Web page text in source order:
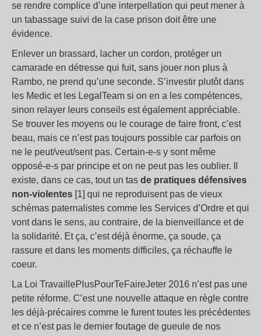
se rendre complice d’une interpellation qui peut mener à
un tabassage suivi de la case prison doit être une
évidence.
Enlever un brassard, lacher un cordon, protéger un
camarade en détresse qui fuit, sans jouer non plus à
Rambo, ne prend qu’une seconde. S’investir plutôt dans
les Medic et les LegalTeam si on en a les compétences,
sinon relayer leurs conseils est également appréciable.
Se trouver les moyens ou le courage de faire front, c’est
beau, mais ce n’est pas toujours possible car parfois on
ne le peut/veut/sent pas. Certain-e-s y sont même
opposé-e-s par principe et on ne peut pas les oublier. Il
existe, dans ce cas, tout un tas de pratiques défensives
non-violentes [1] qui ne reproduisent pas de vieux
schémas paternalistes comme les Services d’Ordre et qui
vont dans le sens, au contraire, de la bienveillance et de
la solidarité. Et ça, c’est déjà énorme, ça soude, ça
rassure et dans les moments difficiles, ça réchauffe le
coeur.
La Loi TravaillePlusPourTeFaireJeter 2016 n’est pas une
petite réforme. C’est une nouvelle attaque en règle contre
les déjà-précaires comme le furent toutes les précédentes
et ce n’est pas le dernier foutage de gueule de nos